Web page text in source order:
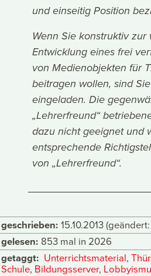
und einseitig Position
Wenn Sie konstruktiv zur
Entwicklung eines frei
von Medienobjekten für
beitragen wollen, sind
eingeladen. Die
„Lehrerfreund“
dazu nicht geeignet und
entsprechende
von „Lehrerfreund“.
geschrieben: 15.10.2013(geändert:
gelesen: 853 mal in 2026
getaggt: Unterrichtsmaterial,
Schule, Bildungsserver,